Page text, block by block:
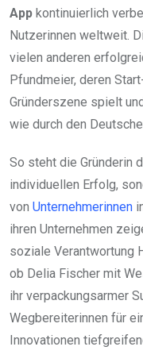
App kontinuierlich
Nutzerinnen weltweit.
vielen anderen
Pfundmeier, deren
Gründerszene spielt
wie durch den
So steht die Gründerin
individuellen Erfolg,
von Unternehmerinnen
ihren Unternehmen
soziale Verantwortung
ob Delia Fischer mit
ihr verpackungsarmer
Wegbereiterinnen für
Innovationen